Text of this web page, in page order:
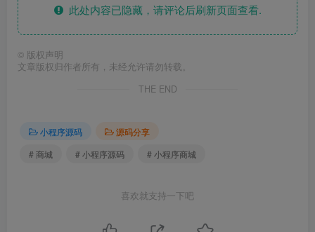
此处内容已隐藏，请评论后刷新页面查看.
© 版权声明
文章版权归作者所有，未经允许请勿转载。
THE END
小程序源码
源码分享
# 商城
# 小程序源码 # 小程序商城
喜欢就支持一下吧